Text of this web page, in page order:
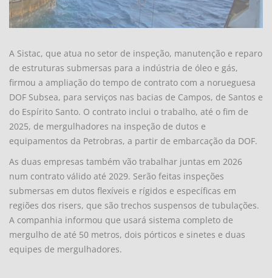
A Sistac, que atua no setor de inspeção, manutenção e reparo
de estruturas submersas para a indústria de óleo e gás,
firmou a ampliação do tempo de contrato com a norueguesa
DOF Subsea, para serviços nas bacias de Campos, de Santos e
do Espírito Santo. O contrato inclui o trabalho, até o fim de
2025, de mergulhadores na inspeção de dutos e
equipamentos da Petrobras, a partir de embarcação da DOF.
As duas empresas também vão trabalhar juntas em 2026
num contrato válido até 2029. Serão feitas inspeções
submersas em dutos flexíveis e rígidos e específicas em
regiões dos risers, que são trechos suspensos de tubulações.
A companhia informou que usará sistema completo de
mergulho de até 50 metros, dois pórticos e sinetes e duas
equipes de mergulhadores.